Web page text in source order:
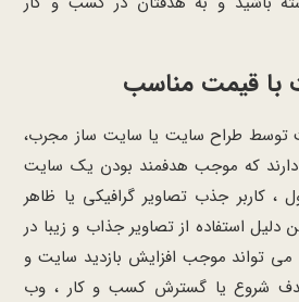
قیمت مناسب
توسط طراح سایت یا سایت ساز مجرب،
که موجب هدفمند بودن یک سایت
کاربر جذب تصاویر گرافیکی یا ظاهر
استفاده از تصاویر جذاب و زیبا در
تواند موجب افزایش بازدید سایت و
شروع یا گسترش کسب و کار ، وب